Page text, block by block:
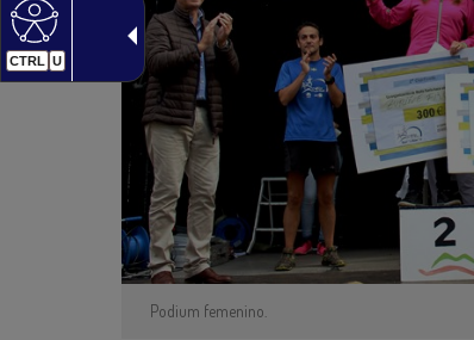
CTRL U
Podium femenino.